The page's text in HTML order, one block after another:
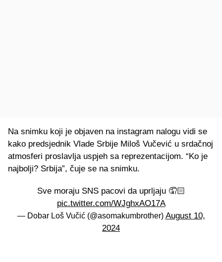
Na snimku koji je objaven na instagram nalogu vidi se
kako predsjednik Vlade Srbije Miloš Vučević u srdačnoj
atmosferi proslavlja uspjeh sa reprezentacijom. “Ko je
najbolji? Srbija”, čuje se na snimku.
Sve moraju SNS pacovi da uprljaju 🤦🏻
pic.twitter.com/WJghxAO17A
— Dobar Loš Vučić (@asomakumbrother) August 10,
2024